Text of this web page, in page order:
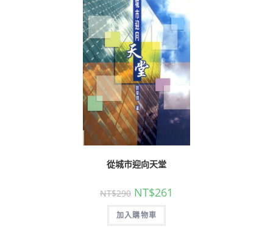
從城市迎向天堂
NT$290 NT$261
加入購物車